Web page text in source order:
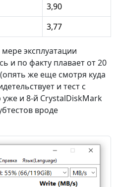
3,90
3,77
эксплуатации
и по факту плавает от 20
же еще смотря куда
и тест с
и 8-й CrystalDiskMark
вроде